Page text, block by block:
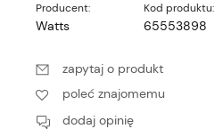
Producent:
Watts
Kod produktu:
65553898
zapytaj o produkt
poleć znajomemu
dodaj opinię